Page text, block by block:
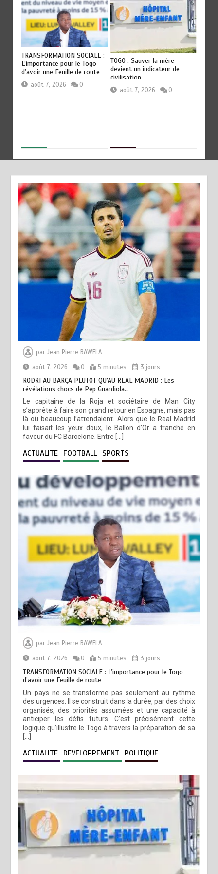
TRANSFORMATION SOCIALE :
L’importance pour le Togo
d’avoir une Feuille de route
août 7, 2026 0
TOGO : Sauver la mère
devient un indicateur de
civilisation
août 7, 2026 0
parJean Pierre BAWELA
août 7, 2026
0 5 minutes 3 jours
RODRI AU BARÇA PLUTOT QU’AU REAL MADRID : Les
révélations chocs de Pep Guardiola…
Le capitaine de la Roja et sociétaire de Man City
s’apprête à faire son grand retour en Espagne, mais pas
là où beaucoup l’attendaient. Alors que le Real Madrid
lui faisait les yeux doux, le Ballon d’Or a tranché en
faveur du FC Barcelone. Entre […]
ACTUALITE FOOTBALL SPORTS
parJean Pierre BAWELA
août 7, 2026
0 5 minutes 3 jours
TRANSFORMATION SOCIALE : L’importance pour le Togo
d’avoir une Feuille de route
Un pays ne se transforme pas seulement au rythme
des urgences. Il se construit dans la durée, par des choix
organisés, des priorités assumées et une capacité à
anticiper les défis futurs. C’est précisément cette
logique qu’illustre le Togo à travers la préparation de sa
[…]
ACTUALITE DEVELOPPEMENT POLITIQUE